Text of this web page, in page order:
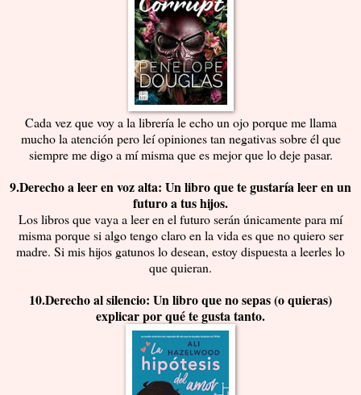
Cada vez que voy a la librería le echo un ojo porque me llama
mucho la atención pero leí opiniones tan negativas sobre él que
siempre me digo a mí misma que es mejor que lo deje pasar.
9.Derecho a leer en voz alta: Un libro que te gustaría leer en un
futuro a tus hijos.
Los libros que vaya a leer en el futuro serán únicamente para mí
misma porque si algo tengo claro en la vida es que no quiero ser
madre. Si mis hijos gatunos lo desean, estoy dispuesta a leerles lo
que quieran.
10.Derecho al silencio: Un libro que no sepas (o quieras)
explicar por qué te gusta tanto.